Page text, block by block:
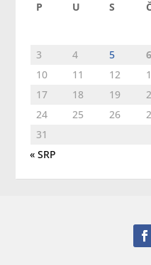
P U S Č
3
4 5 6
10
11 12
17
18 19
24
25 26
31
« SRP